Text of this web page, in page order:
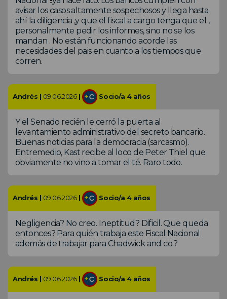
avisar los casos altamente sospechosos y llega hasta
ahí la diligencia ,y que el fiscal a cargo tenga que el ,
personalmente pedir los informes, sino no se los
mandan . No están funcionando acorde las
necesidades del pais en cuanto a los tiempos que
corren.
Andrés | 09.06.2026| Socio/a 4 años
Y el Senado recién le cerró la puerta al
levantamiento administrativo del secreto bancario.
Buenas noticias para la democracia (sarcasmo).
Entremedio, Kast recibe al loco de Peter Thiel que
obviamente no vino a tomar el té. Raro todo.
Andrés | 09.06.2026| Socio/a 4 años
Negligencia? No creo. Ineptitud? Dificil. Que queda
entonces? Para quién trabaja este Fiscal Nacional
además de trabajar para Chadwick and co.?
Andrés | 09.06.2026| Socio/a 4 años